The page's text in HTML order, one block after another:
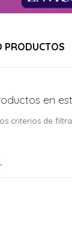
PRODUCTOS
en
criterios de